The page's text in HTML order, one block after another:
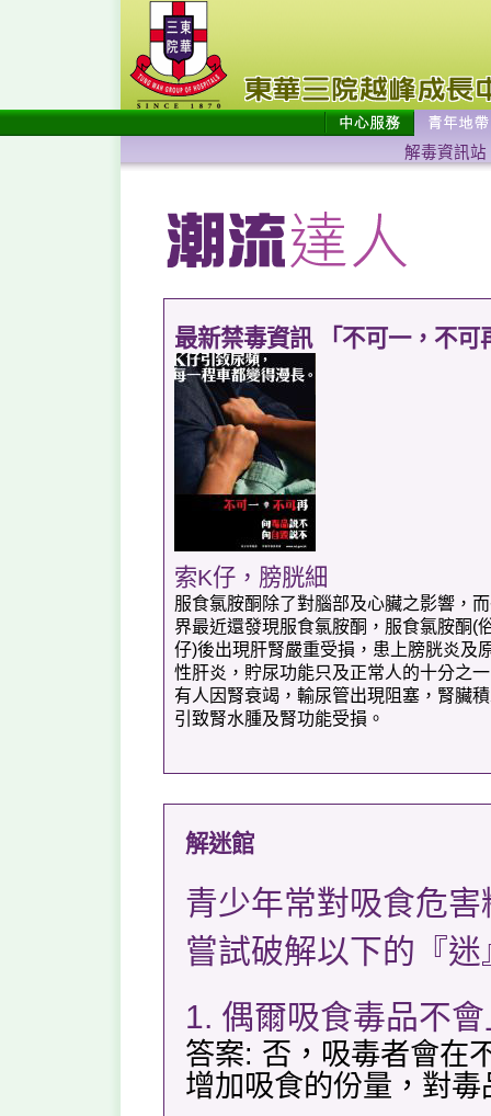
解毒資訊站
最新禁毒資訊 「不可一，不可
索K仔，膀胱細
服食氯胺酮除了對腦部及心臟之影響，
界最近還發現服食氯胺酮，服食氯胺酮(
仔)後出現肝腎嚴重受損，患上膀胱炎及
性肝炎，貯尿功能只及正常人的十分之
有人因腎衰竭，輸尿管出現阻塞，腎臟
引致腎水腫及腎功能受損。
解迷館
青少年常對吸食危
嘗試破解以下的『迷
1. 偶爾吸食毒品不
答案: 否，吸毒者會在
增加吸食的份量，對